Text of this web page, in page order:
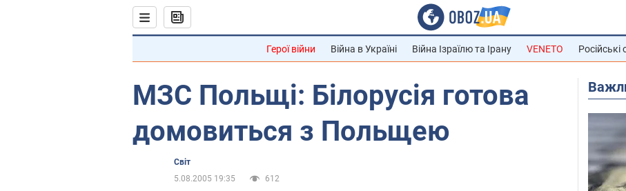
Герої війни Війна в Україні Війна Ізраїлю та Ірану VENETO Російські
МЗС Польщі: Білорусія готова
домовиться з Польщею
Світ
5.08.2005 19:35
612